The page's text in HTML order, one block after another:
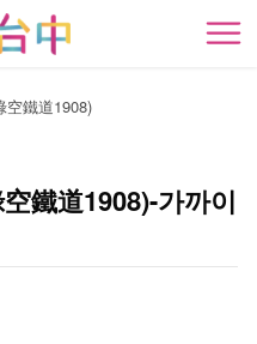
開
空鐵道1908)
鐵道1908)-가까이